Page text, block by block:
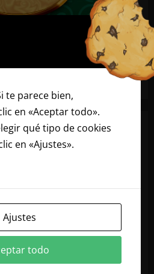
te parece bien,
en «Aceptar todo».
qué tipo de cookies
en «Ajustes».
Ajustes
todo